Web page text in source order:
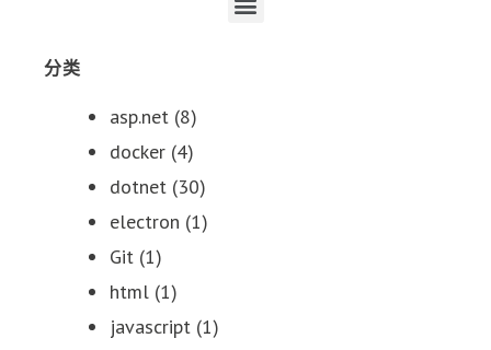
分类
asp.net (8)
docker (4)
dotnet (30)
electron (1)
Git (1)
html (1)
javascript (1)